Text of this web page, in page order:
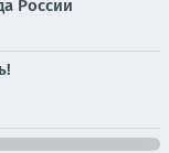
России